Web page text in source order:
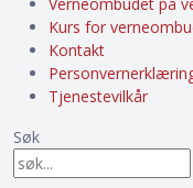
Kurs for
Kontakt
Tjenestevilkår
Søk